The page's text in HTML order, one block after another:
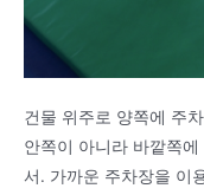
건물 위주로 양쪽에 주
안쪽이 아니라 바깥쪽
서. 가까운 주차장을 이